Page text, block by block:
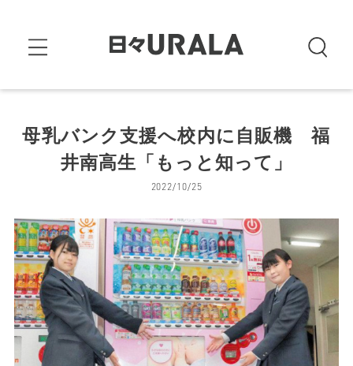
母乳バンク支援へ校内に自販機 福
井南高生「もっと知って」
2022/10/25